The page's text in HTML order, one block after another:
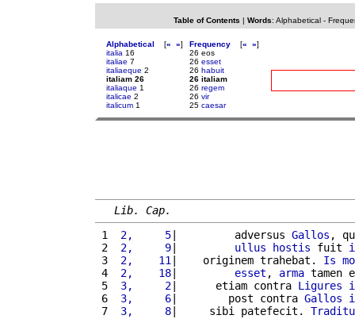
Table of Contents | Words: Alphabetical-
Alphabetical [« »]
italia 16
italiae 7
italiaeque 2
italiam 26
italiaque 1
italicae 2
italicum 1
Frequency [« »]
26 eos
26 esset
26 habuit
26 italiam
26 regem
26 vir
25 caesar
Lib. Cap.
1
2,     5|         adversus Gallos ,
2
2,     9| ullus hostis fuit
3
2,    11 |    originem trahebat. Is
4
2,    18| esset , arma tamen
5
3,     2|      etiam contra Ligures
6
3,     6|        post contra Gallos
7
3,     8|     sibi patefecit.